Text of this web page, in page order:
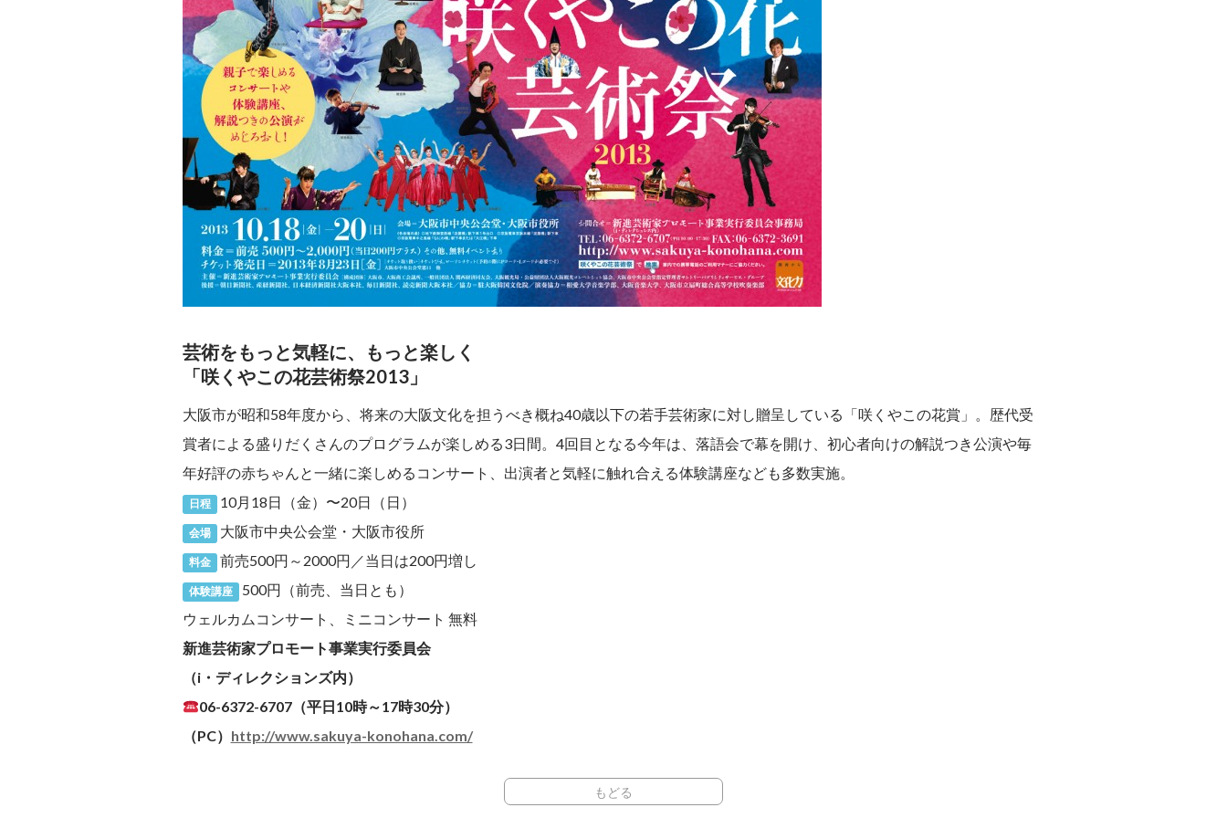
芸術をもっと気軽に、もっと楽しく
「咲くやこの花芸術祭2013」
大阪市が昭和58年度から、将来の大阪文化を担うべき概ね40歳以下の若手芸術家に対し贈呈している「咲くやこの花賞」。歴代受
賞者による盛りだくさんのプログラムが楽しめる3日間。4回目となる今年は、落語会で幕を開け、初心者向けの解説つき公演や毎
年好評の赤ちゃんと一緒に楽しめるコンサート、出演者と気軽に触れ合える体験講座なども多数実施。
日程 10月18日（金）〜20日（日）
会場 大阪市中央公会堂・大阪市役所
料金 前売500円～2000円／当日は200円増し
体験講座 500円（前売、当日とも）
ウェルカムコンサート、ミニコンサート 無料
新進芸術家プロモート事業実行委員会
（i・ディレクションズ内）
06-6372-6707（平日10時～17時30分）
（PC） http://www.sakuya-konohana.com/
もどる